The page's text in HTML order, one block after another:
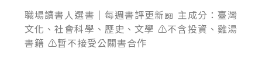
職場讀書人選書｜每週書評更新📖 主成分：臺灣
文化、社會科學、歷史、文學 ⚠️不含投資、雞湯
書籍 ⚠️暫不接受公關書合作